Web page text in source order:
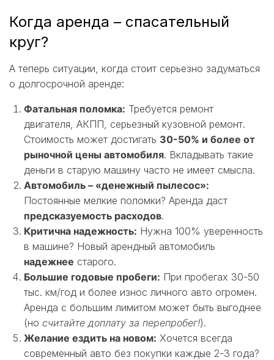
Когда аренда – спасательный
круг?
А теперь ситуации, когда стоит серьезно задуматься
о долгосрочной аренде:
Фатальная поломка: Требуется ремонт
двигателя, АКПП, серьезный кузовной ремонт.
Стоимость может достигать 30-50% и более от
рыночной цены автомобиля. Вкладывать такие
деньги в старую машину часто не имеет смысла.
Автомобиль – «денежный пылесос»:
Постоянные мелкие поломки? Аренда даст
предсказуемость расходов.
Критична надежность: Нужна 100% уверенность
в машине? Новый арендный автомобиль
надежнее старого.
Большие годовые пробеги: При пробегах 30-50
тыс. км/год и более износ личного авто огромен.
Аренда с большим лимитом может быть выгоднее
(но считайте доплату за перепробег!).
Желание ездить на новом: Хочется всегда
современный авто без покупки каждые 2-3 года?